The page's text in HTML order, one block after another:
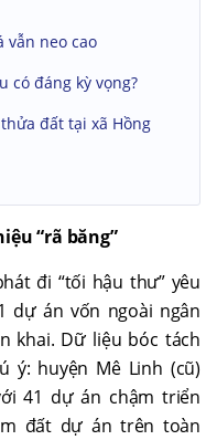
vẫn neo cao
có đáng kỳ vọng?
đất tại xã Hồng
“rã băng”
đi “tối hậu thư” yêu
dự án vốn ngoài ngân
khai. Dữ liệu bóc tách
ý: huyện Mê Linh (cũ)
41 dự án chậm triển
đất dự án trên toàn